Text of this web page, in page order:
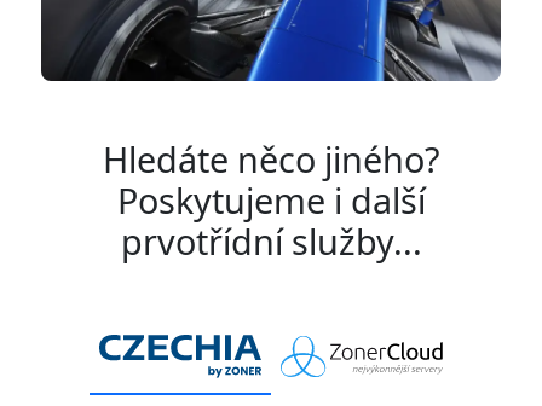
Hledáte něco jiného?
Poskytujeme i další
prvotřídní služby...